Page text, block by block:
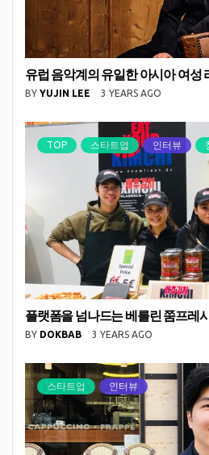
유럽 음악계의 유일한 아시아 여성
BY YUJIN LEE 3 YEARS AGO
TOP 스타트업 인터뷰
플랫폼을 넘나드는 베를린 쭘프레
BY DOKBAB 3 YEARS AGO
스타트업 인터뷰